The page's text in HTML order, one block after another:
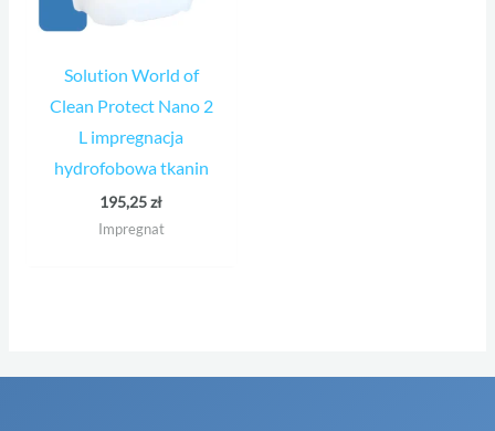
Solution World of
Clean Protect Nano 2
L impregnacja
hydrofobowa tkanin
195,25zł
Impregnat